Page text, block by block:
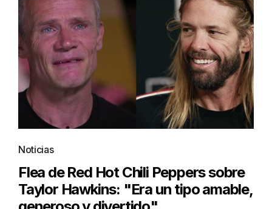
Noticias
Flea de Red Hot Chili Peppers sobre
Taylor Hawkins: "Era un tipo amable,